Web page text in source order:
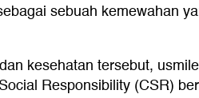
sebuah kemewahan
kesehatan tersebut,
Responsibility (CSR)